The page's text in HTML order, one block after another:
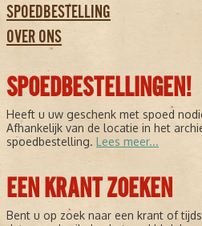
SPOEDBESTELLING
OVER ONS
SPOEDBESTELLINGEN!
Heeft u uw geschenk met spoed
Afhankelijk van de locatie in het
spoedbestelling. Lees meer...
EEN KRANT ZOEKEN
Bent u op zoek naar een krant of